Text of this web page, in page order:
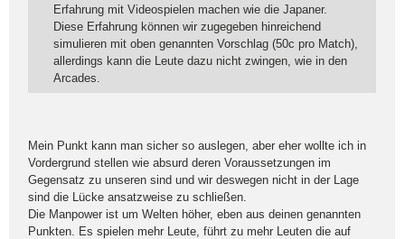
Erfahrung mit Videospielen machen wie die Japaner.
Diese Erfahrung können wir zugegeben hinreichend
simulieren mit oben genannten Vorschlag (50c pro Match),
allerdings kann die Leute dazu nicht zwingen, wie in den
Arcades.
Mein Punkt kann man sicher so auslegen, aber eher wollte ich in
Vordergrund stellen wie absurd deren Voraussetzungen im
Gegensatz zu unseren sind und wir deswegen nicht in der Lage
sind die Lücke ansatzweise zu schließen.
Die Manpower ist um Welten höher, eben aus deinen genannten
Punkten. Es spielen mehr Leute, führt zu mehr Leuten die auf